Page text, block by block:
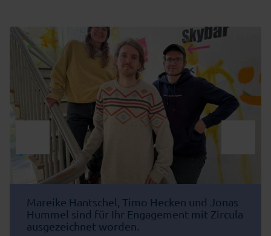
Mareike Hantschel, Timo Hecken und Jonas
Hummel sind für Ihr Engagement mit Zircula
ausgezeichnet worden.